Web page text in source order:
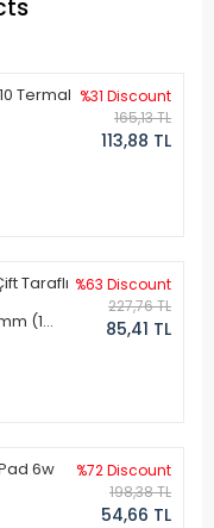
Termal %31 Discount
165,13 TL
113,88 TL
Taraflı
(1
%63 Discount
227,76 TL
85,41 TL
6w
%72 Discount
198,38 TL
54,66 TL